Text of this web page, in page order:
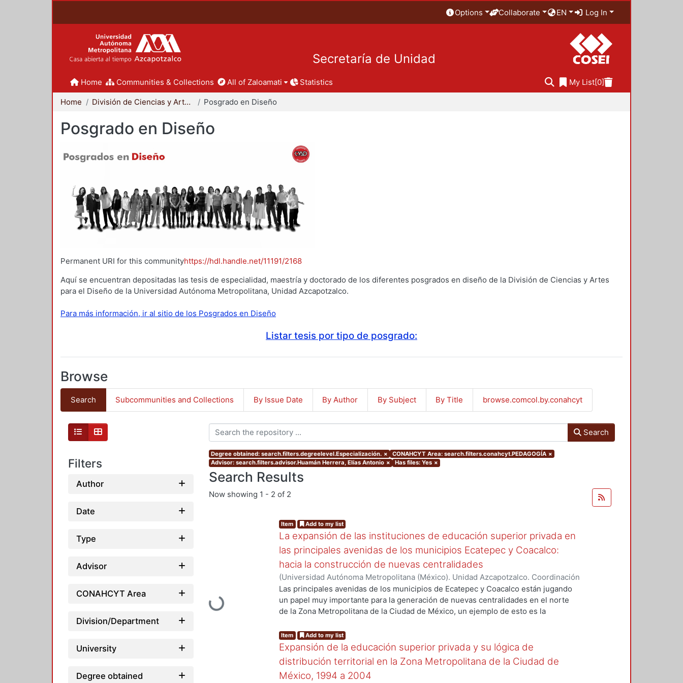
Options Collaborate EN Log In
Secretaría de Unidad
Home Communities & Collections All of Zaloamati Statistics My List[0]
Home División de Ciencias y Artes para el Diseño Posgrado en Diseño
Posgrado en Diseño
Permanent URI for this communityhttps://hdl.handle.net/11191/2168
Aquí se encuentran depositadas las tesis de especialidad, maestría y doctorado de los diferentes posgrados en diseño de la División de Ciencias y Artes
para el Diseño de la Universidad Autónoma Metropolitana, Unidad Azcapotzalco.
Para más información, ir al sitio de los Posgrados en Diseño
Listar tesis por tipo de posgrado:
Browse
Search Subcommunities and Collections By Issue Date By Author By Subject By Title browse.comcol.by.conahcyt
Filters
Author
Date
Type
Advisor
CONAHCYT Area
Division/Department
University
Degree obtained
Search
Degree obtained: search.filters.degreelevel.Especialización. × CONAHCYT Area: search.filters.conahcyt.PEDAGOGÍA ×
Advisor: search.filters.advisor.Huamán Herrera, Elías Antonio × Has files: Yes ×
Search Results
Now showing 1 - 2 of 2
Loading...
Item Add to my list
La expansión de las instituciones de educación superior privada en
las principales avenidas de los municipios Ecatepec y Coacalco:
hacia la construcción de nuevas centralidades
(Universidad Autónoma Metropolitana (México). Unidad Azcapotzalco. Coordinación
de Servicios de Información.,2009-12)García Bautista, Jaqueline
Las principales avenidas de los municipios de Ecatepec y Coacalco están jugando
un papel muy importante para la generación de nuevas centralidades en el norte
de la Zona Metropolitana de la Ciudad de México, un ejemplo de esto es la
avenidas y qué no sólo son importantes a nivel educativo, sino también, reactivan
otras áreas, es decir, la universidad y la ciudad dan origen a un vínculo a través del
cual se puede explicar cómo la ciudad crece y se transforma.
Item Add to my list
Expansión de la educación superior privada y su lógica de
distribución territorial en la Zona Metropolitana de la Ciudad de
México, 1994 a 2004